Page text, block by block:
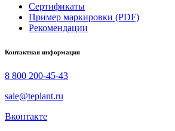
Сертификаты
Пример маркировки (PDF)
Рекомендации
Контактная информация
8 800 200-45-43
sale@teplant.ru
Вконтакте